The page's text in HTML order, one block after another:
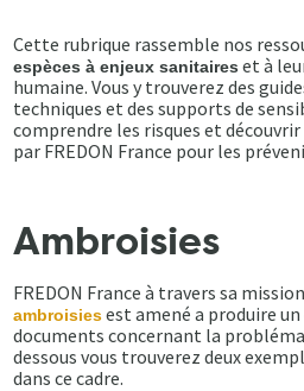
Cette rubrique rassemble nos
espèces à enjeux sanitaires et à
humaine. Vous y trouverez des
techniques et des supports de
comprendre les risques et
par FREDON France pour les
Ambroisies
FREDON France à travers sa
ambroisiesest amené a produire
documents concernant la
dessous vous trouverez deux
dans ce cadre.